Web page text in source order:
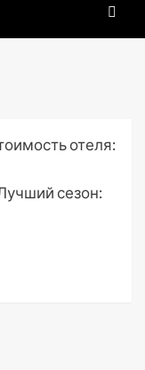
отеля:
сезон: